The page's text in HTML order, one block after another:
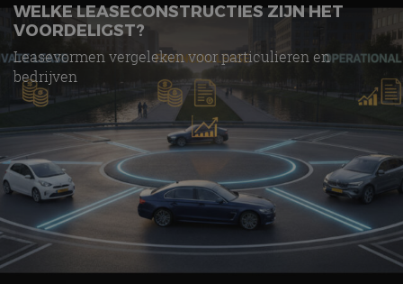
WELKE LEASECONSTRUCTIES ZIJN HET
VOORDELIGST?
Leasevormen vergeleken voor particulieren en
bedrijven